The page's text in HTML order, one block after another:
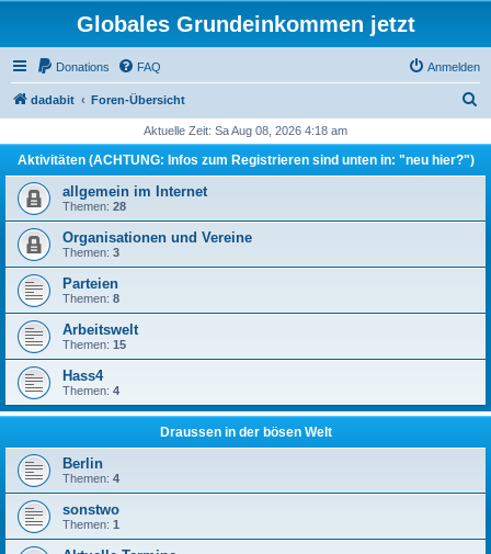
Globales Grundeinkommen jetzt
Donations FAQ Anmelden
dadabit Foren-Übersicht
h
Aktuelle Zeit: Sa Aug 08, 2026 4:18 am
Aktivitäten (ACHTUNG: Infos zum Registrieren sind unten in: "neu hier?")
allgemein im Internet
Themen: 28
Organisationen und Vereine
Themen: 3
Parteien
Themen: 8
Arbeitswelt
Themen: 15
Hass4
Themen: 4
Draussen in der bösen Welt
Berlin
Themen: 4
sonstwo
Themen: 1